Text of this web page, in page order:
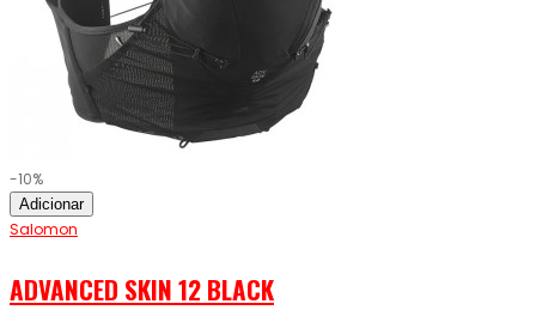
-10%
Adicionar
Salomon
ADVANCED SKIN 12 BLACK